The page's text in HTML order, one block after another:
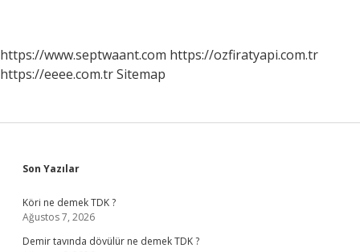
https://www.septwaant.com https://ozfiratyapi.com.tr
https://eeee.com.trSitemap
Sidebar
Son Yazılar
Köri ne demek TDK ?
Ağustos 7, 2026
Demir tavında dövülür ne demek TDK ?